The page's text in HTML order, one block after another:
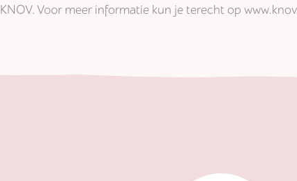
KNOV. Voor meer informatie kun je terecht op